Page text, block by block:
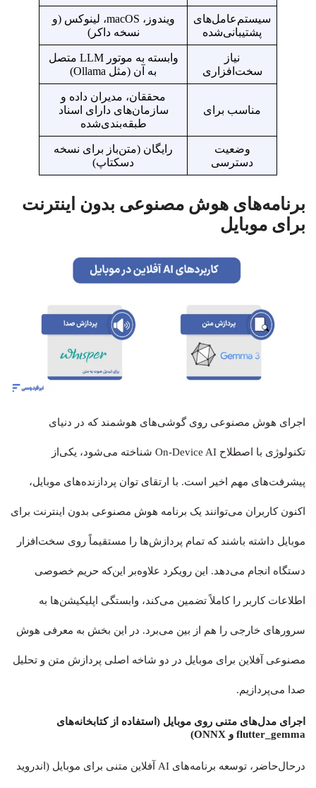
سیستم‌عامل‌های
پشتیبانی‌شده
ویندوز، macOS، لینوکس (و
نسخه داکر)
نیاز
سخت‌افزاری
وابسته به موتور LLM متصل
به آن (مثل Ollama)
مناسب برای
محققان، مدیران داده و
سازمان‌های دارای اسناد
طبقه‌بندی‌شده
وضعیت
دسترسی
رایگان (متن‌باز برای نسخه
دسکتاپ)
برنامه‌های هوش مصنوعی بدون اینترنت
برای موبایل
اجرای هوش مصنوعی روی گوشی‌های هوشمند که در دنیای
تکنولوژی با اصطلاح On-Device AI شناخته می‌شود، یکی‌از
پیشرفت‌های مهم اخیر است. با ارتقای توان پردازنده‌های موبایل،
اکنون کاربران می‌توانند یک برنامه هوش مصنوعی بدون اینترنت برای
موبایل داشته باشند که تمام پردازش‌ها را مستقیماً روی سخت‌افزار
دستگاه انجام می‌دهد. این رویکرد علاوه‌بر این‌که حریم خصوصی
اطلاعات کاربر را کاملاً تضمین می‌کند، وابستگی اپلیکیشن‌ها به
سرورهای خارجی را هم از بین می‌برد. در این بخش به معرفی هوش
مصنوعی آفلاین برای موبایل در دو شاخه اصلی پردازش متن و تحلیل
صدا می‌پردازیم.
اجرای مدل‌های متنی روی موبایل (استفاده از کتابخانه‌های
flutter_gemma و ONNX)
درحال‌حاضر، توسعه برنامه‌های AI آفلاین متنی برای موبایل (اندروید